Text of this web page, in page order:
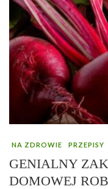
NA ZDROWIE PRZEPISY
GENIALNY
DOMOWEJ